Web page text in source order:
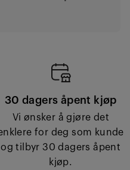
30 dagers åpent kjøp
Vi ønsker å gjøre det
for deg som kunde
og tilbyr 30 dagers åpent
kjøp.